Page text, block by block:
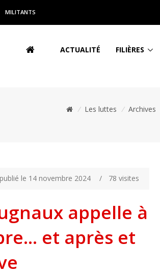
MILITANTS
ACTUALITÉ FILIÈRES
/ Les luttes / Archives
le 14 novembre 2024 / 78 visites
appelle à
et après et